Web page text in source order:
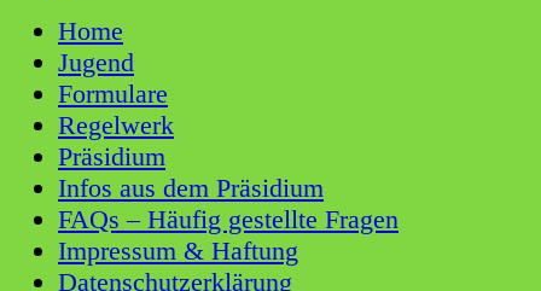
Home
Jugend
Formulare
Regelwerk
Präsidium
Infos aus dem Präsidium
FAQs – Häufig gestellte Fragen
Impressum & Haftung
Datenschutzerklärung